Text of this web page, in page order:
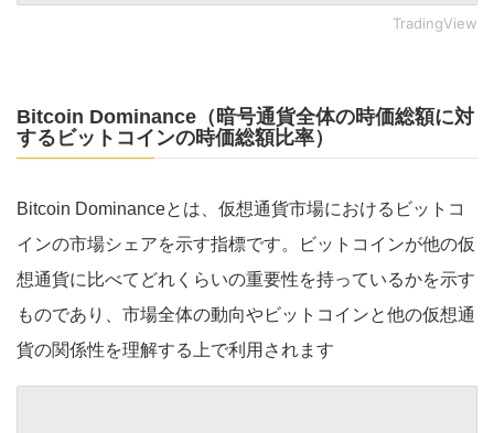
TradingView
Bitcoin Dominance（暗号通貨全体の時価総額に対
するビットコインの時価総額比率）
Bitcoin Dominanceとは、仮想通貨市場におけるビットコ
インの市場シェアを示す指標です。ビットコインが他の仮
想通貨に比べてどれくらいの重要性を持っているかを示す
ものであり、市場全体の動向やビットコインと他の仮想通
貨の関係性を理解する上で利用されます